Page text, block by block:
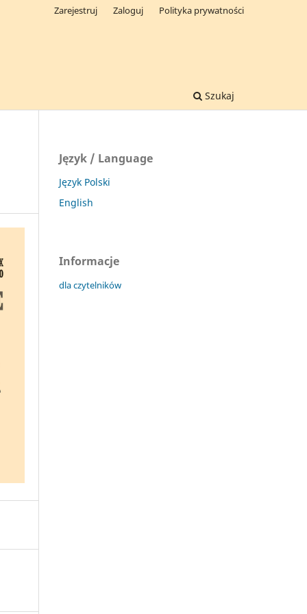
Szukaj
Zarejestruj Zaloguj Polityka prywatności
Język / Language
Język Polski
English
Informacje
dla czytelników